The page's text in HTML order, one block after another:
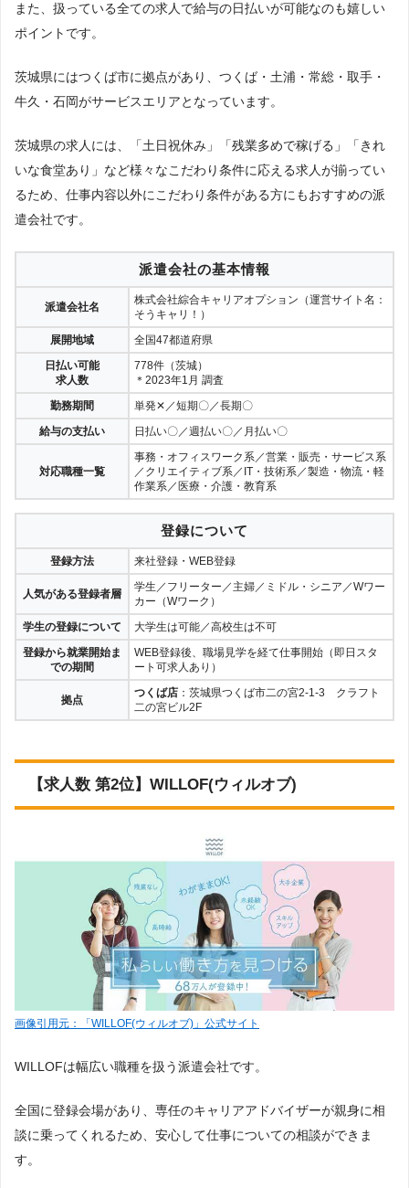
また、扱っている全ての求人で給与の日払いが可能なのも嬉しい
ポイントです。
茨城県にはつくば市に拠点があり、つくば・土浦・常総・取手・
牛久・石岡がサービスエリアとなっています。
茨城県の求人には、「土日祝休み」「残業多めで稼げる」「きれ
いな食堂あり」など様々なこだわり条件に応える求人が揃ってい
るため、仕事内容以外にこだわり条件がある方にもおすすめの派
遣会社です。
派遣会社の基本情報
派遣会社名
株式会社綜合キャリアオプション（運営サイト名：
そうキャリ！）
展開地域
全国47都道府県
日払い可能
求人数
778件（茨城）
＊2023年1月 調査
勤務期間
単発✕／短期〇／長期〇
給与の支払い
日払い〇／週払い〇／月払い〇
対応職種一覧
事務・オフィスワーク系／営業・販売・サービス系
／クリエイティブ系／IT・技術系／製造・物流・軽
作業系／医療・介護・教育系
登録について
登録方法 来社登録・WEB登録
人気がある登録者層
学生／フリーター／主婦／ミドル・シニア／Wワー
カー（Wワーク）
学生の登録について
大学生は可能／高校生は不可
登録から就業開始ま
での期間
WEB登録後、職場見学を経て仕事開始（即日スタ
ート可求人あり）
拠点
つくば店 ：茨城県つくば市二の宮2-1-3 クラフト
二の宮ビル2F
【求人数 第2位】WILLOF(ウィルオブ)
画像引用元：「WILLOF(ウィルオブ)」公式サイト
WILLOFは幅広い職種を扱う派遣会社です。
全国に登録会場があり、専任のキャリアアドバイザーが親身に相
談に乗ってくれるため、安心して仕事についての相談ができま
す。